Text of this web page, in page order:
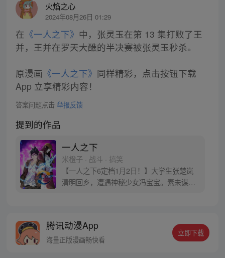
火焰之心
2024年08月26日 01:29
在 《一人之下》 中，张灵玉在第 13 集打败了王
并，王并在罗天大醮的半决赛被张灵玉秒杀。
原漫画 《一人之下》 同样精彩，点击按钮下载
App 立享精彩内容！
答案问题点击 举报反馈
提到的作品
一人之下
米橙子 · 战斗 · 搞笑
【一人之下6定档1月2日！】大学生张楚岚
清明回乡，遭遇神秘少女冯宝宝。素未谋面
密，张楚岚的生活被彻底颠覆，与冯宝宝一
同踏上“异人”之旅。
腾讯动漫App
海量正版漫画畅快看
立即下载